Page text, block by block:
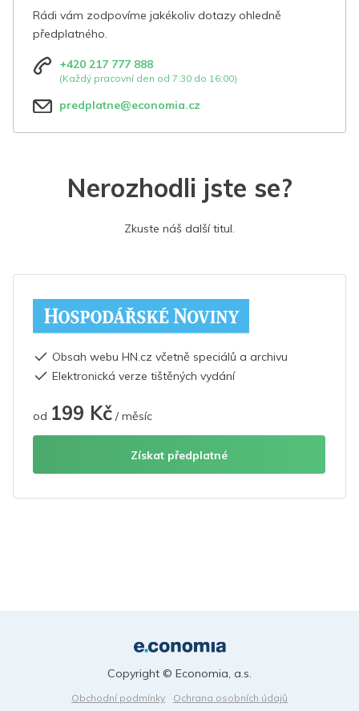
Rádi vám zodpovíme jakékoliv dotazy ohledně
předplatného.
+420 217 777 888
(Každý pracovní den od 7:30 do 16:00)
predplatne@economia.cz
Nerozhodli jste se?
Zkuste náš další titul.
Obsah webu HN.cz včetně speciálů a archivu
Elektronická verze tištěných vydání
od 199 Kč / měsíc
Získat předplatné
Obchodní podmínky
Ochrana osobních údajů
Copyright © Economia, a.s.